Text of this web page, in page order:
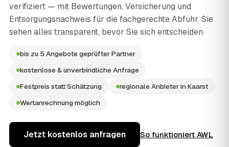
verifiziert — mit Bewertungen, Versicherung und
Entsorgungsnachweis für die fachgerechte Abfuhr. Sie
sehen alles transparent, bevor Sie sich entscheiden.
bis zu 5 Angebote geprüfter Partner
kostenlose & unverbindliche Anfrage
Festpreis statt Schätzung
regionale Anbieter in Kaarst
Wertanrechnung möglich
Jetzt kostenlos anfragen So funktioniert AWL